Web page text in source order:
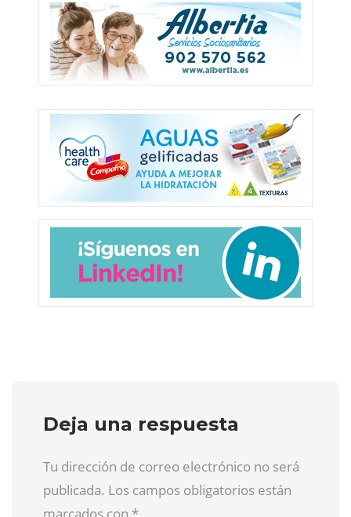
Deja una respuesta
Tu dirección de correo electrónico no será
publicada. Los campos obligatorios están
marcados con *